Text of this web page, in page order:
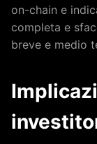
on-chain e
completa e
breve e medio